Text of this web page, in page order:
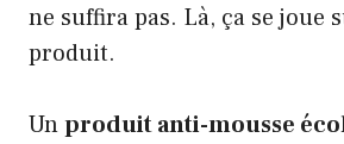
ne suffira pas. Là, ça se joue
produit.
Unproduit anti-mousse